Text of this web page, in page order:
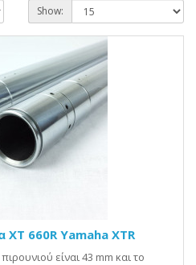
Show:
660R Yamaha XTR
είναι 43 mm και το